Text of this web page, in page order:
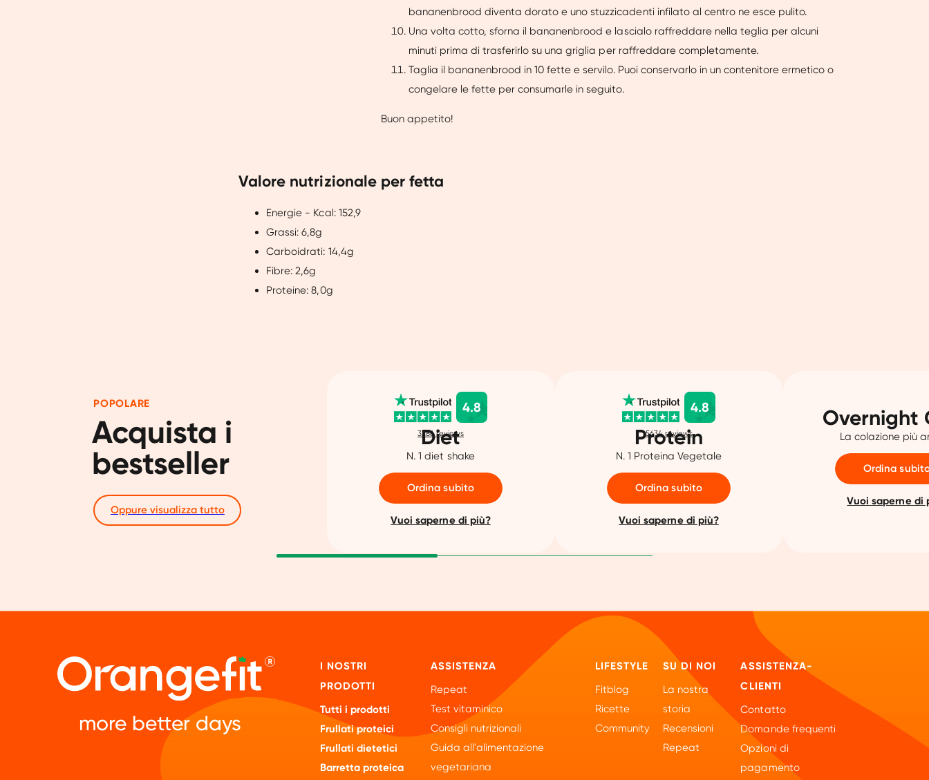
bananenbrood diventa dorato e uno stuzzicadenti infilato al centro ne esce pulito.
Una volta cotto, sforna il bananenbrood e lascialo raffreddare nella teglia per alcuni
minuti prima di trasferirlo su una griglia per raffreddare completamente.
Taglia il bananenbrood in 10 fette e servilo. Puoi conservarlo in un contenitore ermetico o
congelare le fette per consumarle in seguito.
Buon appetito!
Valore nutrizionale per fetta
Energie - Kcal: 152,9
Grassi: 6,8g
Carboidrati: 14,4g
Fibre: 2,6g
Proteine: 8,0g
POPOLARE
Acquista i
bestseller
Oppure visualizza tutto
4.8
3286 reviews
Diet
N. 1 diet shake
Ordina subito
Vuoi saperne di più?
4.8
5634 reviews
Protein
N. 1 Proteina Vegetale
Ordina subito
Vuoi saperne di più?
Overnight
La colazione più
Ordina
Vuoi saperne di
more better days
I NOSTRI
PRODOTTI
Tutti i prodotti
Frullati proteici
Frullati dietetici
Barretta proteica
ASSISTENZA
Repeat
Test vitaminico
Consigli nutrizionali
Guida all'alimentazione
vegetariana
LIFESTYLE
Fitblog
Ricette
Community
SU DI NOI
La nostra
storia
Recensioni
Repeat
ASSISTENZA-
CLIENTI
Contatto
Domande frequenti
Opzioni di
pagamento